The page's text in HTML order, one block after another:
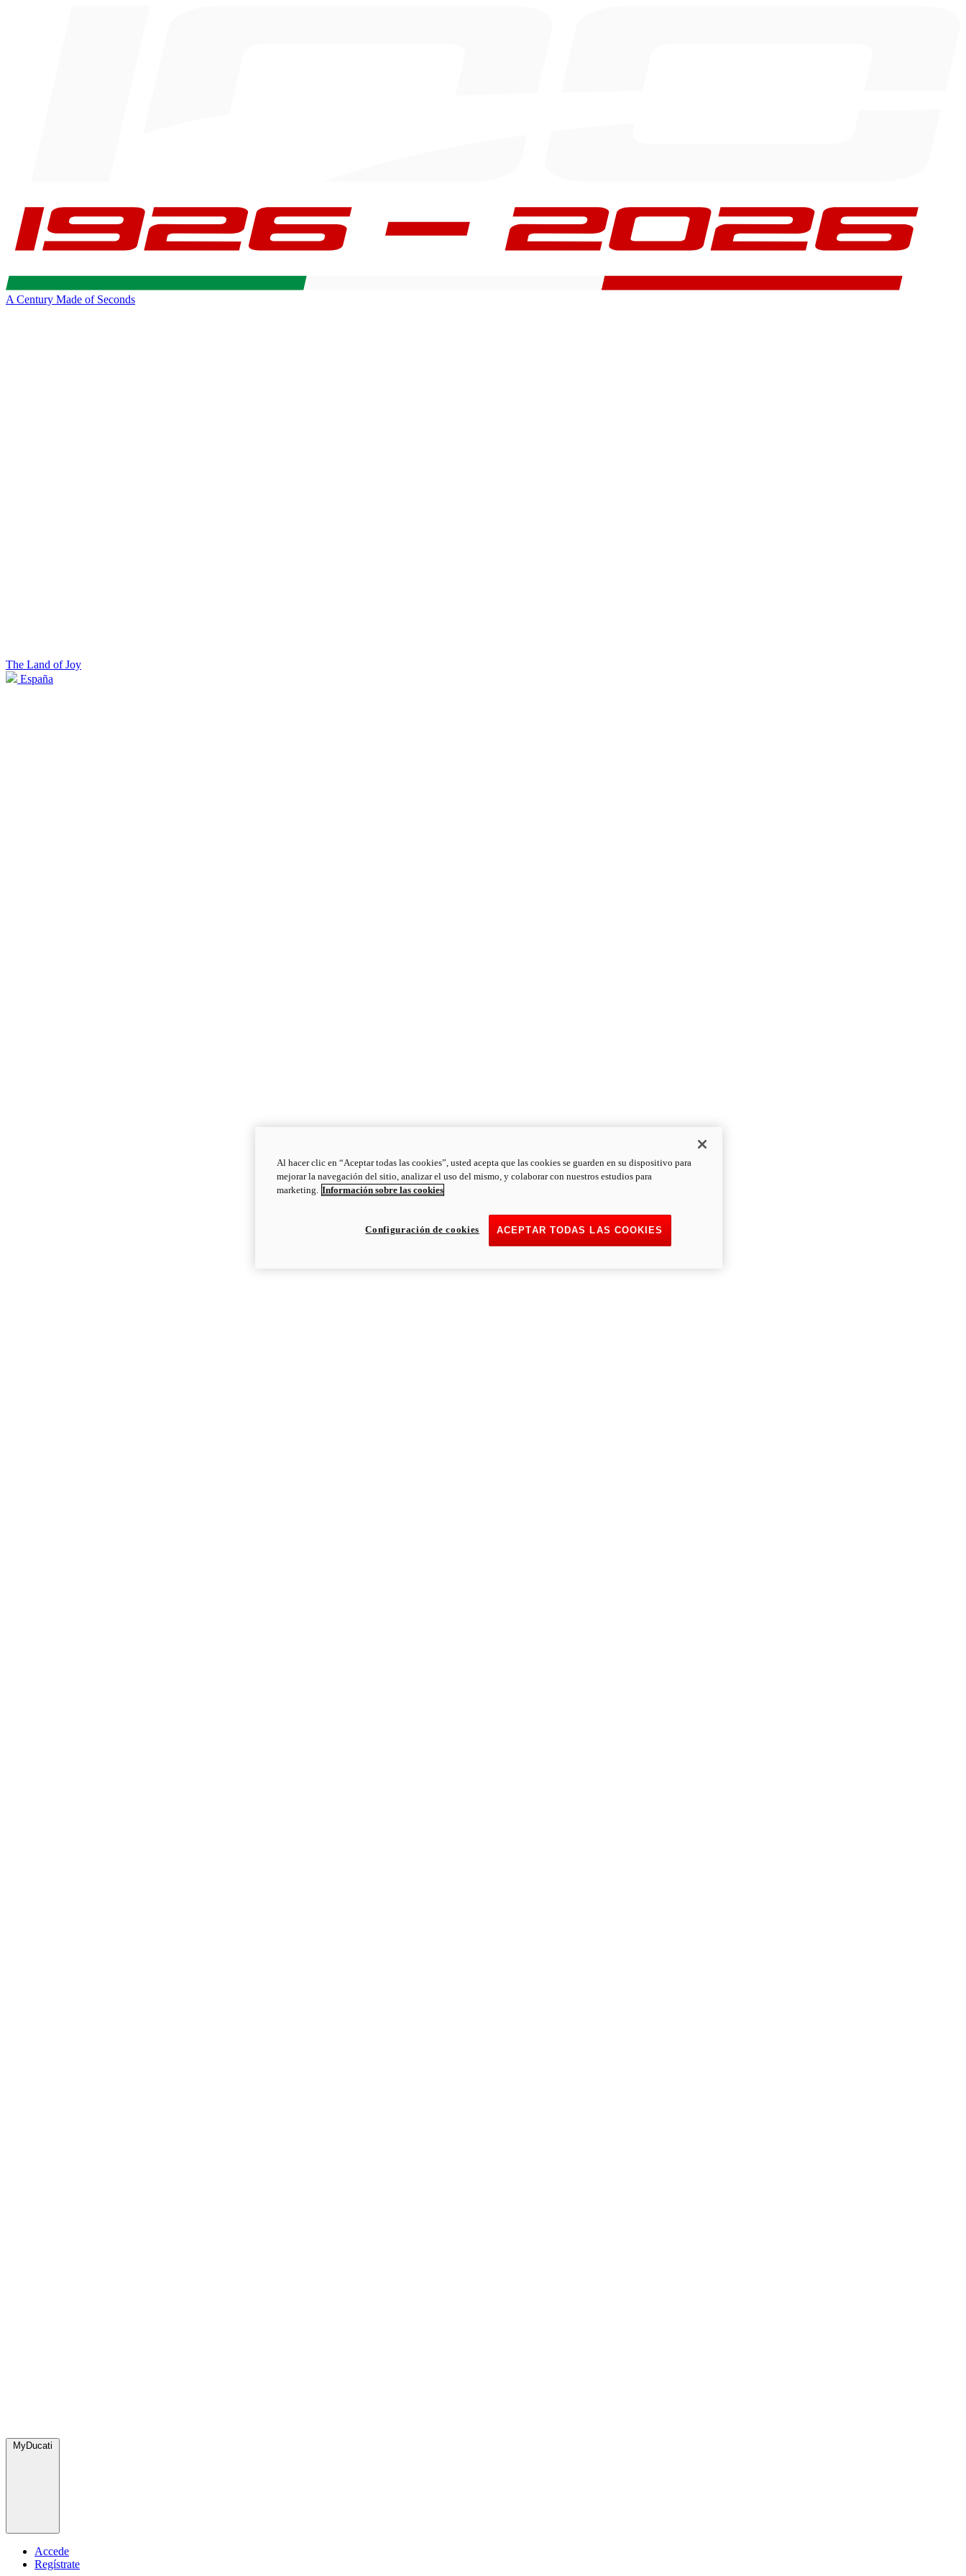
A Century Made of Seconds
The Land of Joy
España
MyDucati
Accede
Regístrate
Al hacer clic en “Aceptar todas las cookies”, usted acepta que las cookies se guarden en su dispositivo para
mejorar la navegación del sitio, analizar el uso del mismo, y colaborar con nuestros estudios para
marketing. Información sobre las cookies
ACEPTAR TODAS LAS COOKIES
Configuración de cookies